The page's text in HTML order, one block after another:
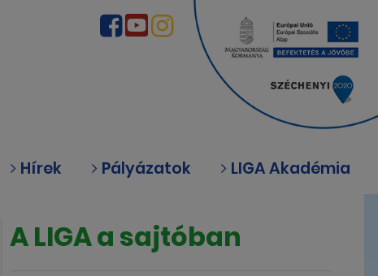
Hírek Pályázatok LIGA Akadémia
A LIGA a sajtóban